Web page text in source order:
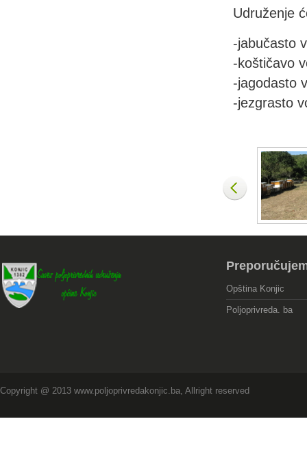
Udruženje
-jabučasto
-koštičavo
-jagodasto
-jezgrasto
Opština Konjic
Poljoprivreda. ba
Copyright @ 2013 www.poljoprivredakonjic.ba, Allright reserved